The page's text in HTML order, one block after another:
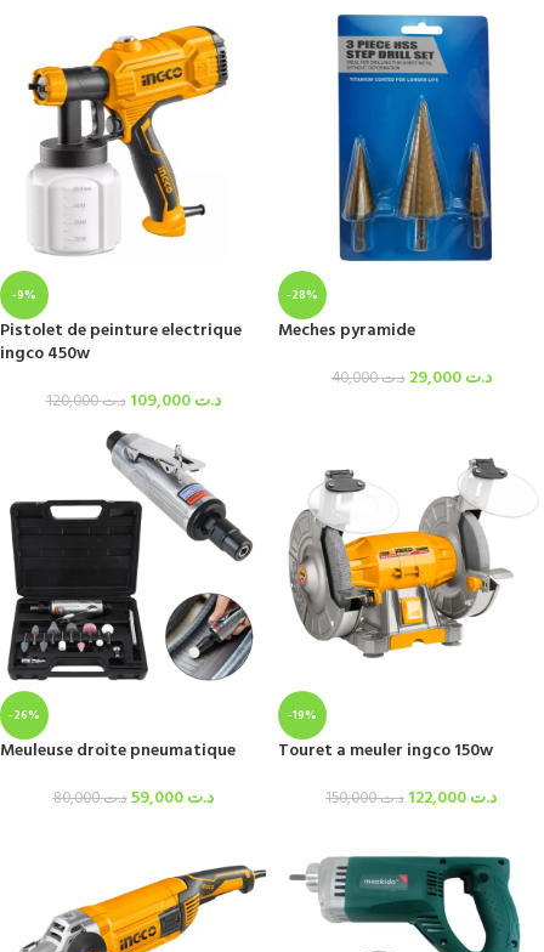
-9%
Pistolet de peinture electrique
ingco 450w
د.ت120,000 د.ت109,000
-28%
Meches pyramide
د.ت40,000 د.ت29,000
-26%
Meuleuse droite pneumatique
د.ت80,000 د.ت59,000
-19%
Touret a meuler ingco 150w
د.ت150,000 د.ت